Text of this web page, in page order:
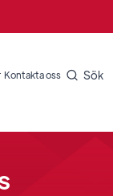
Kontakta oss Sök